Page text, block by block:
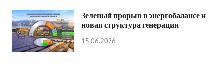
Зеленый прорыв в энергобалансе и
новая структура генерации
15.06.2026